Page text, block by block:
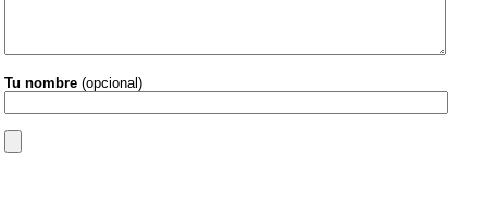
Tu nombre (opcional)